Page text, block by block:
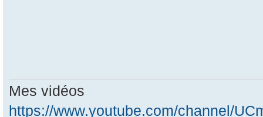
Mes vidéos
https://www.youtube.com/channel/